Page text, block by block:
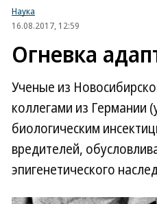
Наука
16.08.2017, 12:59
Огневка
Ученые из
коллегами из Германии
биологическим
вредителей,
эпигенетического